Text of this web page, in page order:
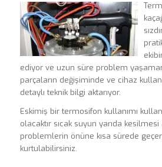
ediyor ve uzun süre problem
parçaların değişiminde ve cihaz
detaylı teknik bilgi aktarıyor.
Eskimiş bir termosifon kullanımı
olacaktır sıcak suyun yarıda
problemlerin önüne kısa sürede
kurtulabilirsiniz.